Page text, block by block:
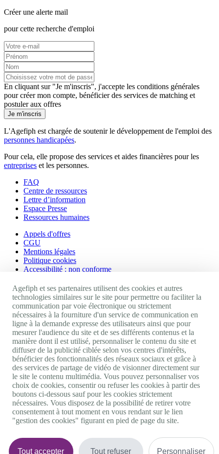
Créer une alerte mail
pour cette recherche d'emploi
En cliquant sur "Je m'inscris", j'accepte les conditions générales
pour créer mon compte, bénéficier des services de matching et
postuler aux offres
Je m'inscris
L'Agefiph est chargée de soutenir le développement de l'emploi des
personnes handicapées.
Pour cela, elle propose des services et aides financières pour les
entreprises et les personnes.
FAQ
Centre de ressources
Lettre d’information
Espace Presse
Ressources humaines
Appels d'offres
CGU
Mentions légales
Politique cookies
Accessibilité : non conforme
Nos autres sites
Site portail Agefiph
Activateur de progrès
Handinnov
Innovation et recherche
Université du RRH
Service AppuiPro
Nous suivre
Youtube
Linkedin
Facebook
Twitter
0 800 11 10 09Services & appel gratuitsDe 9h à 18h.
Agefiph et ses partenaires utilisent des cookies et autres
technologies similaires sur le site pour permettre ou faciliter la
communication par voie électronique ou strictement
nécessaires à la fourniture d'un service de communication en
ligne à la demande expresse des utilisateurs ainsi que pour
mesurer l'audience du site et de ses différents contenus et la
manière dont il est utilisé, personnaliser le contenu du site et
diffuser de la publicité ciblée selon vos centres d'intérêts,
bénéficier des fonctionnalités des réseaux sociaux et grâce à
des services de partage de vidéo de visionner directement sur
le site le contenu multimédia. Vous pouvez personnaliser vos
choix de cookies, consentir ou refuser les cookies à partir des
boutons ci-dessous sauf pour les cookies strictement
nécessaires. Vous disposez de la possibilité de retirer votre
consentement à tout moment en vous rendant sur le lien
"gestion des cookies" figurant en pied de page du site.
Tout accepter Tout refuser Personnaliser